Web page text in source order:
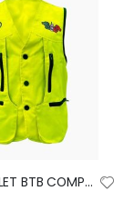
BITRABI GILET BTB COMPETITION GIALLO FLUO